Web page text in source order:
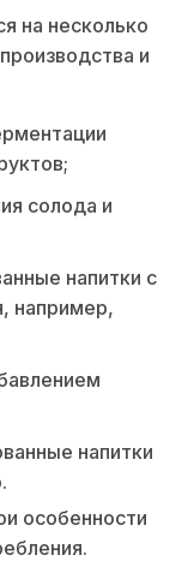
на несколько
и
солода и
напитки с
например,
напитки
особенности